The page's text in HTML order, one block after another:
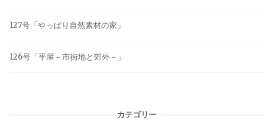
127号「やっぱり自然素材の家」
126号「平屋－市街地と郊外－」
カテゴリー